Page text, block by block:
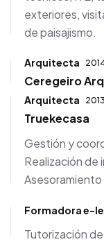
exteriores,
de paisajismo.
Arquitecta
Ceregeiro
Arquitecta
Truekecasa
Gestión y
Realización de
Formadora e-
Tutorización